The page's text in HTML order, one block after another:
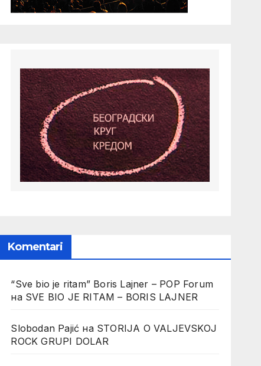
Komentari
“Sve bio je ritam” Boris Lajner – POP Forum
на SVE BIO JE RITAM – BORIS LAJNER
Slobodan Pajić на STORIJA O VALJEVSKOJ
ROCK GRUPI DOLAR